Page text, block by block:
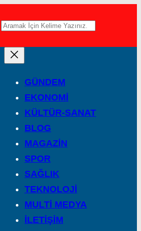
A
GÜNDEM
EKONOMİ
KÜLTÜR-SANAT
BLOG
MAGAZİN
SPOR
SAĞLIK
TEKNOLOJİ
MULTİ MEDYA
İLETİŞİM